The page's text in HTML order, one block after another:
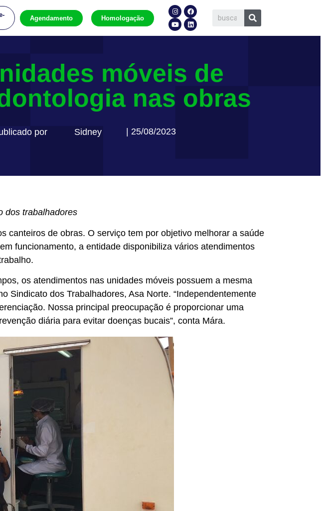
Agendamento Homologação
móveis de
nas obras
por Sidney | 25/08/2023
dos trabalhadores
canteiros de obras. O serviço tem por objetivo melhorar a saúde
funcionamento, a entidade disponibiliza vários atendimentos
os atendimentos nas unidades móveis possuem a mesma
Sindicato dos Trabalhadores, Asa Norte. “Independentemente
Nossa principal preocupação é proporcionar uma
diária para evitar doenças bucais”, conta Mára.